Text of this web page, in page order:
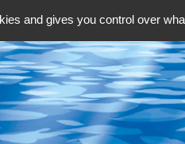
and gives you control over